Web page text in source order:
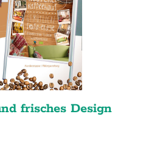
frisches Design